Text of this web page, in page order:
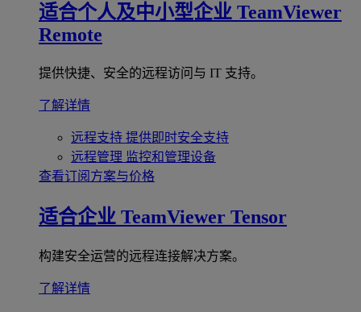
适合个人及中小型企业 TeamViewer
Remote
提供快捷、安全的远程访问与 IT 支持。
了解详情
远程支持 提供即时安全支持
远程管理 监控和管理设备
查看订阅方案与价格
适合企业 TeamViewer Tensor
构建安全运营的远程连接解决方案。
了解详情